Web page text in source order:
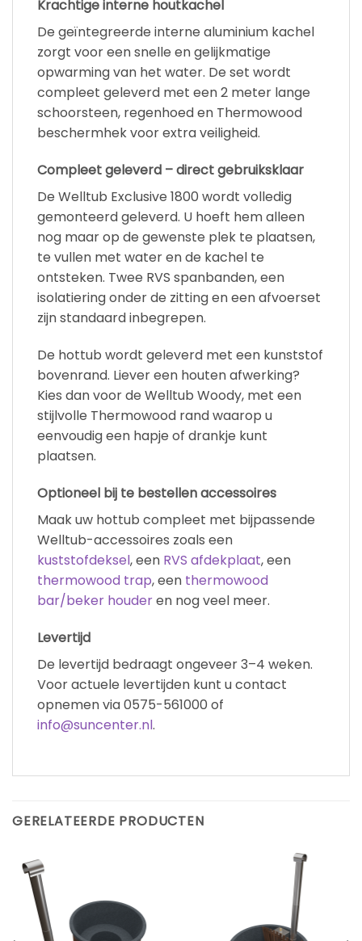
Krachtige interne houtkachel
De geïntegreerde interne aluminium kachel
zorgt voor een snelle en gelijkmatige
opwarming van het water. De set wordt
compleet geleverd met een 2 meter lange
schoorsteen, regenhoed en Thermowood
beschermhek voor extra veiligheid.
Compleet geleverd – direct gebruiksklaar
De Welltub Exclusive 1800 wordt volledig
gemonteerd geleverd. U hoeft hem alleen
nog maar op de gewenste plek te plaatsen,
te vullen met water en de kachel te
ontsteken. Twee RVS spanbanden, een
isolatiering onder de zitting en een afvoerset
zijn standaard inbegrepen.
De hottub wordt geleverd met een kunststof
bovenrand. Liever een houten afwerking?
Kies dan voor de Welltub Woody, met een
stijlvolle Thermowood rand waarop u
eenvoudig een hapje of drankje kunt
plaatsen.
Optioneel bij te bestellen accessoires
Maak uw hottub compleet met bijpassende
Welltub-accessoires zoals een
kuststofdeksel, een RVS afdekplaat, een
thermowood trap, een thermowood
bar/beker houderen nog veel meer.
Levertijd
De levertijd bedraagt ongeveer 3–4 weken.
Voor actuele levertijden kunt u contact
opnemen via 0575-561000 of
info@suncenter.nl.
GERELATEERDE PRODUCTEN